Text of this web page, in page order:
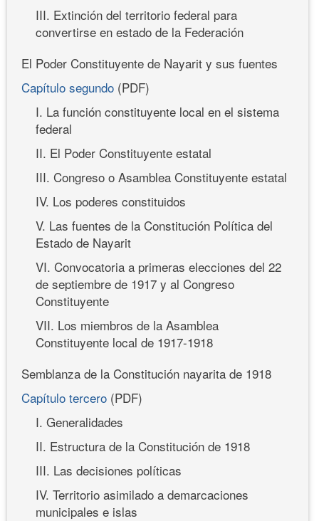
III. Extinción del territorio federal para
convertirse en estado de la Federación
El Poder Constituyente de Nayarit y sus fuentes
Capítulo segundo (PDF)
I. La función constituyente local en el sistema
federal
II. El Poder Constituyente estatal
III. Congreso o Asamblea Constituyente estatal
IV. Los poderes constituidos
V. Las fuentes de la Constitución Política del
Estado de Nayarit
VI. Convocatoria a primeras elecciones del 22
de septiembre de 1917 y al Congreso
Constituyente
VII. Los miembros de la Asamblea
Constituyente local de 1917-1918
Semblanza de la Constitución nayarita de 1918
Capítulo tercero (PDF)
I. Generalidades
II. Estructura de la Constitución de 1918
III. Las decisiones políticas
IV. Territorio asimilado a demarcaciones
municipales e islas